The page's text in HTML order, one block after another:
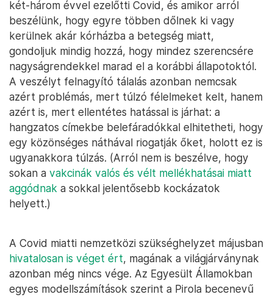
két-három évvel ezelőtti Covid, és amikor arról
beszélünk, hogy egyre többen dőlnek ki vagy
kerülnek akár kórházba a betegség miatt,
gondoljuk mindig hozzá, hogy mindez szerencsére
nagyságrendekkel marad el a korábbi állapotoktól.
A veszélyt felnagyító tálalás azonban nemcsak
azért problémás, mert túlzó félelmeket kelt, hanem
azért is, mert ellentétes hatással is járhat: a
hangzatos címekbe belefáradókkal elhitetheti, hogy
egy közönséges náthával riogatják őket, holott ez is
ugyanakkora túlzás. (Arról nem is beszélve, hogy
sokan a vakcinák valós és vélt mellékhatásai miatt
aggódnak a sokkal jelentősebb kockázatok
helyett.)
A Covid miatti nemzetközi szükséghelyzet májusban
hivatalosan is véget ért, magának a világjárványnak
azonban még nincs vége. Az Egyesült Államokban
egyes modellszámítások szerint a Pirola becenevű